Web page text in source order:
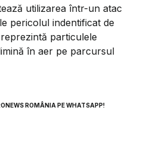
utilizarea într-un atac
pericolul indentificat de
particulele
în aer pe parcursul
ROMÂNIA PE WHATSAPP!